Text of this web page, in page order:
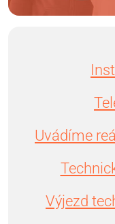
Uvádíme
Výjezd